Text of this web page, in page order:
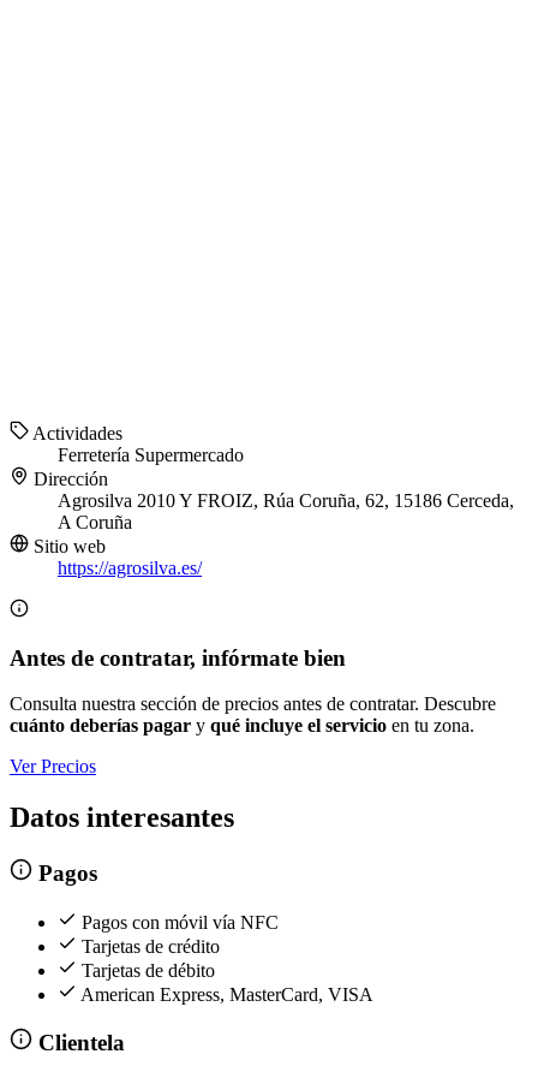
Actividades
Ferretería Supermercado
Dirección
Agrosilva 2010 Y FROIZ, Rúa Coruña, 62, 15186 Cerceda,
A Coruña
Sitio web
https://agrosilva.es/
Antes de contratar, infórmate bien
Consulta nuestra sección de precios antes de contratar. Descubre
cuánto deberías pagar y qué incluye el servicio en tu zona.
Ver Precios
Datos interesantes
Pagos
Pagos con móvil vía NFC
Tarjetas de crédito
Tarjetas de débito
American Express, MasterCard, VISA
Clientela